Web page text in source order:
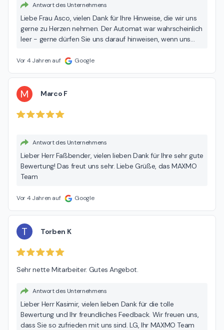
Antwort des Unternehmens
Liebe Frau Asco, vielen Dank für Ihre Hinweise, die wir uns
gerne zu Herzen nehmen. Der Automat war wahrscheinlich
leer - gerne dürfen Sie uns darauf hinweisen, wenn uns
der wenigen Apotheken, die noch Wert auf das Tragen
stets sauber sind. Vielleicht geben Sie uns noch einmal
eine Chance und verschaffen sich einen neuen Eindruck
von unserem Team. Es würde uns freuen. Mit freundlichen
Grüßen, das MAXMO Team
Vor 4 Jahren auf Google
M Marco F
Antwort des Unternehmens
Lieber Herr Faßbender, vielen lieben Dank für Ihre sehr gute
Bewertung! Das freut uns sehr. Liebe Grüße, das MAXMO
Team
Vor 4 Jahren auf Google
T Torben K
Sehr nette Mitarbeiter. Gutes Angebot.
Antwort des Unternehmens
Lieber Herr Kasimir, vielen lieben Dank für die tolle
Bewertung und Ihr freundliches Feedback. Wir freuen uns,
dass Sie so zufrieden mit uns sind. LG, Ihr MAXMO Team